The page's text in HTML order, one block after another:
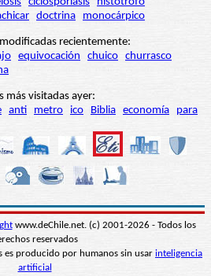
doctrina monocárpico
recientemente:
equivocación chuico churrasco
más visitadas ayer:
anti metro ico Biblia economía para
www.deChile.net. (c) 2001-2026 - Todos los
reservados
es producido por humanos sin usar inteligencia
artificial